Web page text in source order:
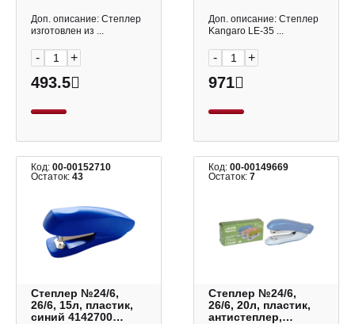
Krause
Доп. описание: Степлер
изготовлен из ...
- +
493.5
Kangaro
Доп. описание: Степлер
Kangaro LE-35 ...
- +
971
Код: 00-00152710
Остаток: 43
Степлер №24/6,
26/6, 15л, пластик,
синий 4142700
Код:00-00149669
Остаток:7
Степлер №24/6,
26/6, 20л, пластик,
антистеплер,